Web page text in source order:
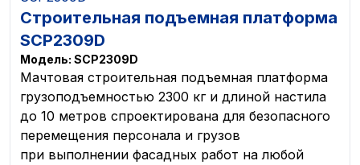
Строительная подъемная платформа
SCP2309D
Модель: SCP2309D
Мачтовая строительная подъемная платформа
грузоподъемностью 2300 кг и длиной настила
до 10 метров спроектирована для безопасного
перемещения персонала и грузов
при выполнении фасадных работ на любой